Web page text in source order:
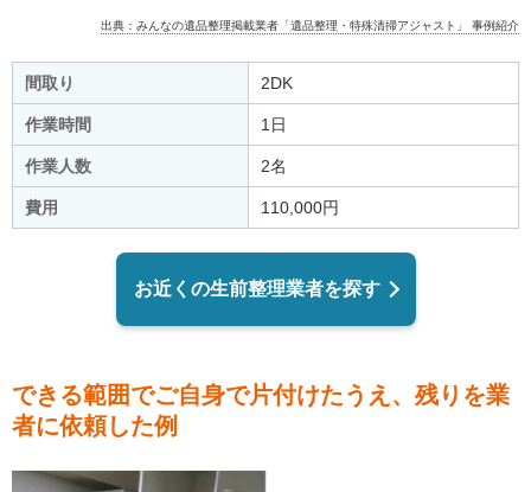
出典：みんなの遺品整理掲載業者「遺品整理・特殊清掃アジャスト」 事例紹介
間取り 2DK
作業時間 1日
作業人数 2名
費用 110,000円
お近くの生前整理業者を探す
できる範囲でご自身で片付けたうえ、残りを業
者に依頼した例